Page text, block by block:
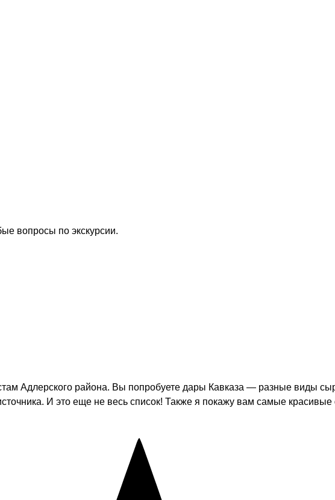
вопросы по экскурсии.
Адлерского района. Вы попробуете дары Кавказа — разные виды
И это еще не весь список! Также я покажу вам самые